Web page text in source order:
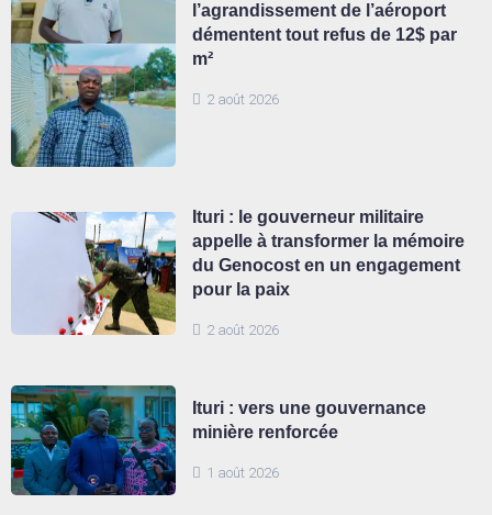
2 août 2026
l’agrandissement de l’aéroport
démentent tout refus de 12$ par
m²
2 août 2026
Ituri : le gouverneur militaire
appelle à transformer la mémoire
du Genocost en un engagement
pour la paix
1 août 2026
Ituri : vers une gouvernance
minière renforcée